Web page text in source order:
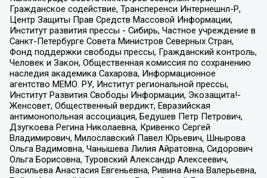
Гражданское содействие, Трансперенси Интернешнл-Р,
Центр Защиты Прав Средств Массовой Информации,
Институт развития прессы - Сибирь, Частное учреждение в
Санкт-Петербурге Совета Министров Северных Стран,
Фонд поддержки свободы прессы, Гражданский контроль,
Человек и Закон, Общественная комиссия по сохранению
наследия академика Сахарова, Информационное
агентство МЕМО. РУ, Институт региональной прессы,
Институт Развития Свободы Информации, Экозащита!-
Женсовет, Общественный вердикт, Евразийская
антимонопольная ассоциация, Бедушев Петр Петрович,
Дзугкоева Регина Николаевна, Кривенко Сергей
Владимирович, Милославский Павел Юрьевич, Шнырова
Ольга Вадимовна, Чанышева Лилия Айратовна, Сидорович
Ольга Борисовна, Туровский Александр Алексеевич,
Васильева Анастасия Евгеньевна, Ривина Анна Валерьевна,